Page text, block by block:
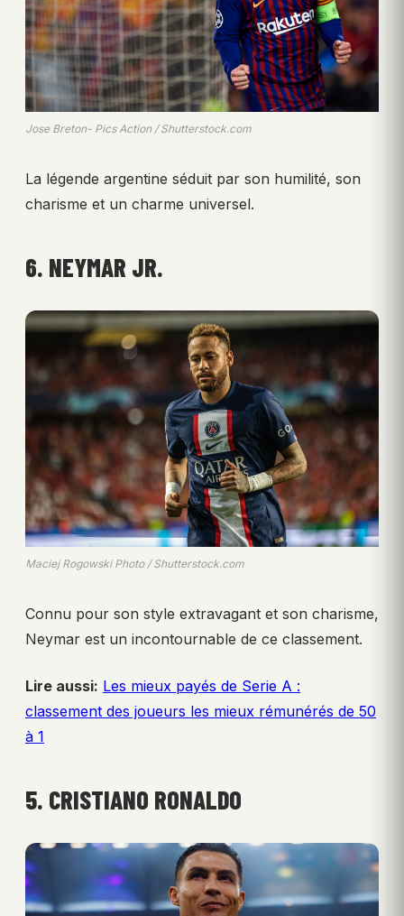
Jose Breton- Pics Action / Shutterstock.com
La légende argentine séduit par son humilité, son
charisme et un charme universel.
6. NEYMAR JR.
Maciej Rogowski Photo / Shutterstock.com
Connu pour son style extravagant et son charisme,
Neymar est un incontournable de ce classement.
Lire aussi: Les mieux payés de Serie A :
classement des joueurs les mieux rémunérés de 50
à 1
5. CRISTIANO RONALDO